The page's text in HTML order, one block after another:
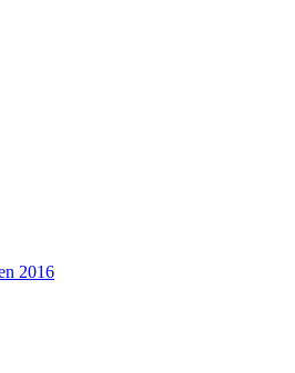
2016